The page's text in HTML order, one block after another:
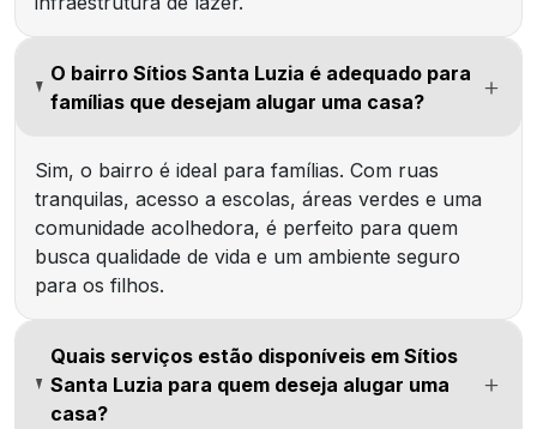
O bairro Sítios Santa Luzia é adequado para
famílias que desejam alugar uma casa?
Sim, o bairro é ideal para famílias. Com ruas
tranquilas, acesso a escolas, áreas verdes e uma
comunidade acolhedora, é perfeito para quem
busca qualidade de vida e um ambiente seguro
para os filhos.
Quais serviços estão disponíveis em Sítios
Santa Luzia para quem deseja alugar uma
casa?